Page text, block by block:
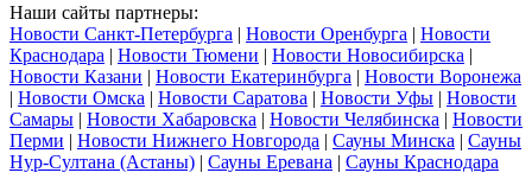
Наши сайты партнеры:
Новости Санкт-Петербурга | Новости Оренбурга | Новости
Краснодара | Новости Тюмени | Новости Новосибирска |
Новости Казани | Новости Екатеринбурга | Новости Воронежа
| Новости Омска | Новости Саратова | Новости Уфы | Новости
Самары | Новости Хабаровска | Новости Челябинска | Новости
Перми | Новости Нижнего Новгорода | Сауны Минска | Сауны
Нур-Султана (Астаны) | Сауны Еревана | Сауны Краснодара